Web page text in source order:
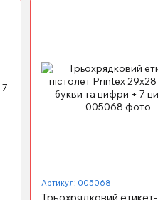
Артикул: 005068